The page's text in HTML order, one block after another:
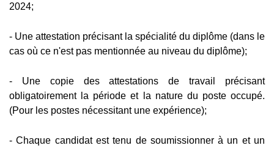
2024;
- Une attestation précisant la spécialité du diplôme (dans le
cas où ce n'est pas mentionnée au niveau du diplôme);
- Une copie des attestations de travail précisant
obligatoirement la période et la nature du poste occupé.
(Pour les postes nécessitant une expérience);
- Chaque candidat est tenu de soumissionner à un et un